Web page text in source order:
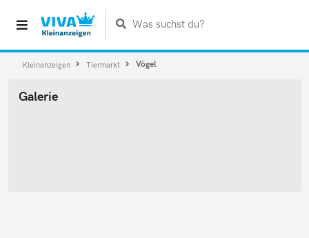
Was suchst du?
Kleinanzeigen Tiermarkt Vögel
Galerie